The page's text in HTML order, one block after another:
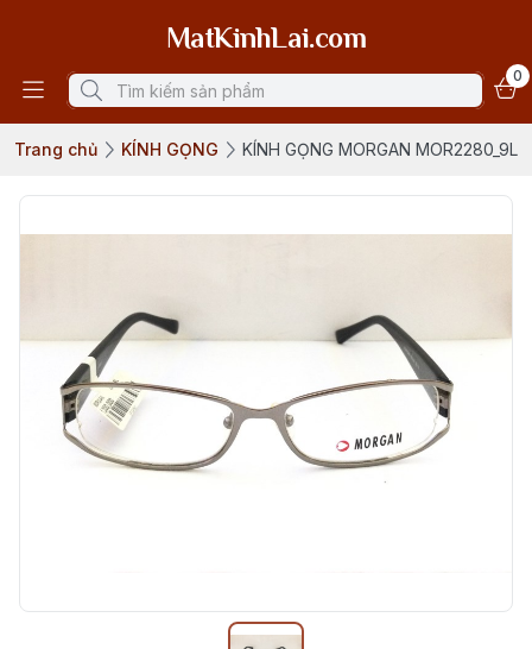
MatKinhLai.com
0
Trang chủ KÍNH GỌNG KÍNH GỌNG MORGAN MOR2280_9L